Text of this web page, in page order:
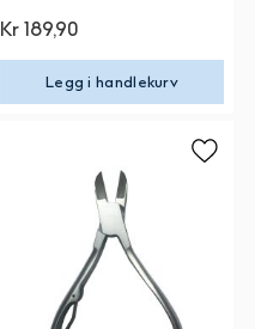
Kr 189,90
Legg i handlekurv